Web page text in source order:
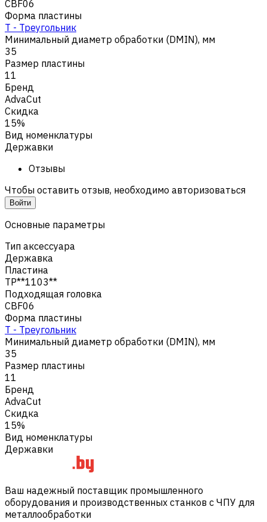
CBF06
Форма пластины
T - Треугольник
Минимальный диаметр обработки (DMIN), мм
35
Размер пластины
11
Бренд
AdvaCut
Скидка
15%
Вид номенклатуры
Державки
Отзывы
Чтобы оставить отзыв, необходимо авторизоваться
Войти
Основные параметры
Тип аксессуара
Державка
Пластина
TP**1103**
Подходящая головка
CBF06
Форма пластины
T - Треугольник
Минимальный диаметр обработки (DMIN), мм
35
Размер пластины
11
Бренд
AdvaCut
Скидка
15%
Вид номенклатуры
Державки
Ваш надежный поставщик промышленного
оборудования и производственных станков с ЧПУ для
металлообработки